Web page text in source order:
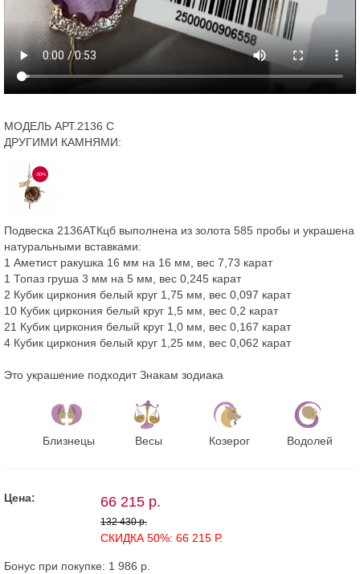
МОДЕЛЬ АРТ.2136 С
ДРУГИМИ КАМНЯМИ:
-50%
Подвеска 2136АТКцб выполнена из золота 585 пробы и украшена
натуральными вставками:
1 Аметист ракушка 16 мм на 16 мм, вес 7,73 карат
1 Топаз груша 3 мм на 5 мм, вес 0,245 карат
2 Кубик циркония белый круг 1,75 мм, вес 0,097 карат
10 Кубик циркония белый круг 1,5 мм, вес 0,2 карат
21 Кубик циркония белый круг 1,0 мм, вес 0,167 карат
4 Кубик циркония белый круг 1,25 мм, вес 0,062 карат
Это украшение подходит Знакам зодиака
Близнецы Весы Козерог Водолей
Цена: 66 215 р.
132 430 р.
СКИДКА 50%: 66 215 Р.
Бонус при покупке: 1 986 р.